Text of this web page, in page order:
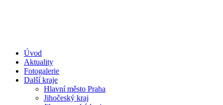
Úvod
Aktuality
Fotogalerie
Další kraje
Hlavní město Praha
Jihočeský kraj